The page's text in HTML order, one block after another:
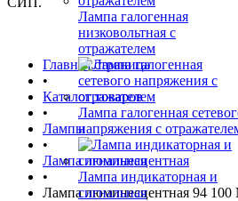
Лампа галогенная
низковольтная с
отражателем
Лампа галогенная
напряжения с
Лампа индикаторная и
сигнальная
Главная страница
•
Каталог товаров
•
Лампы
•
Лампа люминесцентная
•
Лампа люминесцентная 94